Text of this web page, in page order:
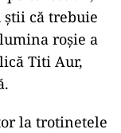
că trebuie
roșie a
Titi Aur,
la trotinetele